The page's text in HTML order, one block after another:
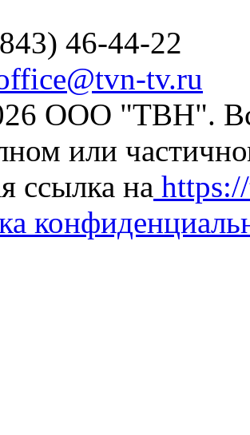
46-44-22
tv.ru
ООО "ТВН".
или
ссылка на